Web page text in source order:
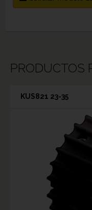
PRODUCTOS
KUS821 23-35